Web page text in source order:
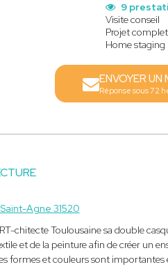
9
Visite conseil
Projet complet
Home staging
ENVOYER UN
Réponse sous 72
Agne 31520
chitecte Toulousaine sa double
et de la peinture afin de créer un
formes et couleurs sont importantes